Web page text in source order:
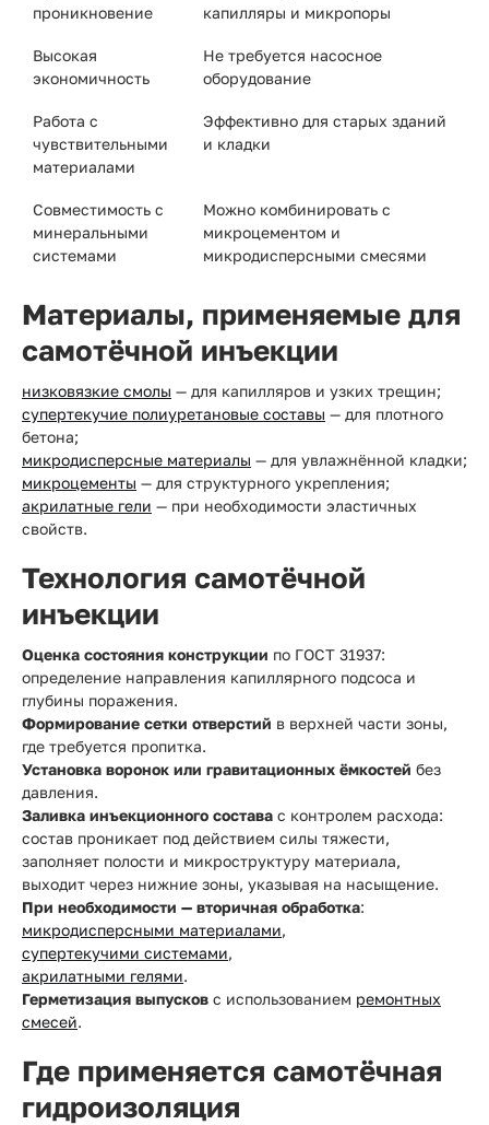
проникновение
капилляры и микропоры
Высокая
экономичность
Не требуется насосное
оборудование
Работа с
чувствительными
материалами
Эффективно для старых зданий
и кладки
Совместимость с
минеральными
системами
Можно комбинировать с
микроцементом и
микродисперсными смесями
Материалы, применяемые для
самотёчной инъекции
низковязкие смолы — для капилляров и узких трещин;
супертекучие полиуретановые составы — для плотного
бетона;
микродисперсные материалы — для увлажнённой кладки;
микроцементы — для структурного укрепления;
акрилатные гели — при необходимости эластичных
свойств.
Технология самотёчной
инъекции
Оценка состояния конструкции по ГОСТ 31937:
определение направления капиллярного подсоса и
глубины поражения.
Формирование сетки отверстий в верхней части зоны,
где требуется пропитка.
Установка воронок или гравитационных ёмкостей без
давления.
Заливка инъекционного состава с контролем расхода:
состав проникает под действием силы тяжести,
заполняет полости и микроструктуру материала,
выходит через нижние зоны, указывая на насыщение.
При необходимости — вторичная обработка:
микродисперсными материалами,
супертекучими системами,
акрилатными гелями.
Герметизация выпусков с использованием ремонтных
смесей.
Где применяется самотёчная
гидроизоляция